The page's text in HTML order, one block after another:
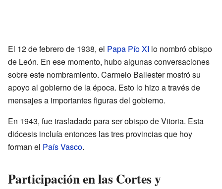
El 12 de febrero de 1938, el Papa Pío XI lo nombró obispo
de León. En ese momento, hubo algunas conversaciones
sobre este nombramiento. Carmelo Ballester mostró su
apoyo al gobierno de la época. Esto lo hizo a través de
mensajes a importantes figuras del gobierno.
En 1943, fue trasladado para ser obispo de Vitoria. Esta
diócesis incluía entonces las tres provincias que hoy
forman el País Vasco.
Participación en las Cortes y